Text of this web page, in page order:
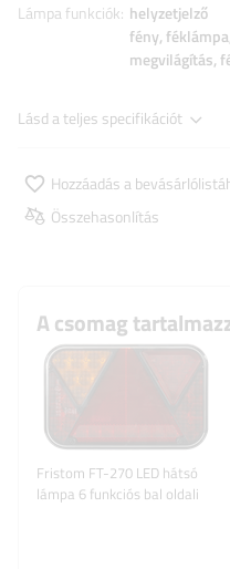
Lámpa funkciók helyzetjelző
fény féklámpa
megvilágítás
Lásd a teljes specifikációt
Hozzáadás a
Összehasonlítás
A csomag
Fristom FT-270 LED hátsó
lámpa 6 funkciós bal oldali